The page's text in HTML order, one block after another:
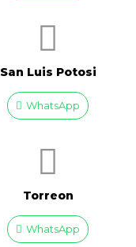
San Luis Potosi
WhatsApp
Torreon
WhatsApp